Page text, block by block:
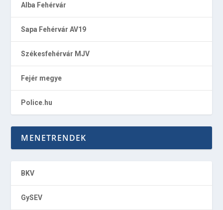
Alba Fehérvár
Sapa Fehérvár AV19
Székesfehérvár MJV
Fejér megye
Police.hu
MENETRENDEK
BKV
GySEV